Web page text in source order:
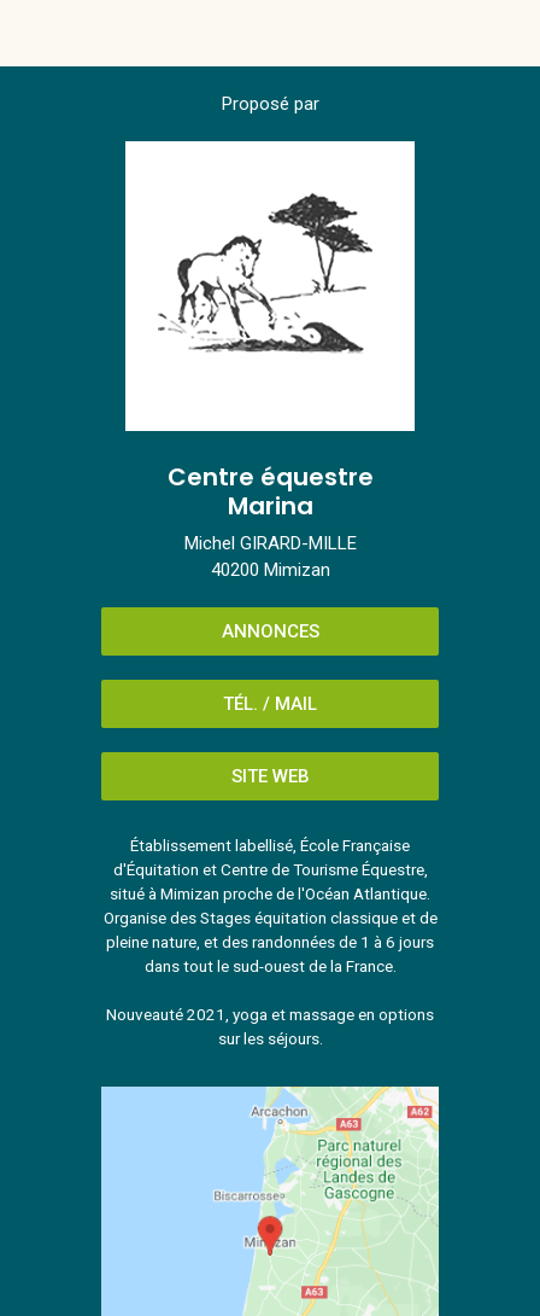
Proposé par
Centre équestre
Marina
Michel GIRARD-MILLE
40200 Mimizan
ANNONCES
TÉL. / MAIL
SITE WEB
Établissement labellisé, École Française
d'Équitation et Centre de Tourisme Équestre,
situé à Mimizan proche de l'Océan Atlantique.
Organise des Stages équitation classique et de
pleine nature, et des randonnées de 1 à 6 jours
dans tout le sud-ouest de la France.
Nouveauté 2021, yoga et massage en options
sur les séjours.